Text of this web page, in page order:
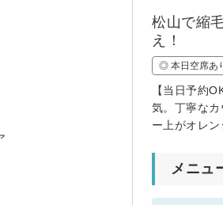
松山で縮
え！
◎ 本日空席あ
【当日予約
気。丁寧な
ー上がオレ
メニュ